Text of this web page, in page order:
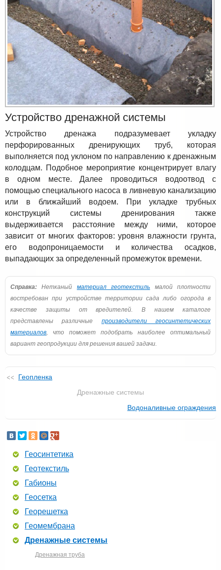
Устройство дренажной системы
Устройство дренажа подразумевает укладку
перфорированных дренирующих труб, которая
выполняется под уклоном по направлению к дренажным
колодцам. Подобное мероприятие концентрирует влагу
в одном месте. Далее проводиться водоотвод с
помощью специального насоса в ливневую канализацию
или в ближайший водоем. При укладке трубных
конструкций системы дренирования также
выдерживается расстояние между ними, которое
зависит от многих факторов: уровня влажности грунта,
его водопроницаемости и количества осадков,
выпадающих за определенный промежуток времени.
Справка: Нетканый материал геотекстиль малой плотности
востребован при устройстве территории сада либо огорода в
качестве защиты от вредителей. В нашем каталоге
представлены различные производители геосинтетических
материалов, что поможет подобрать наиболее оптимальный
вариант геопродукции для решения вашей задачи.
Геопленка
Дренажные системы
Водоналивные ограждения
Геосинтетика
Геотекстиль
Габионы
Геосетка
Георешетка
Геомембрана
Дренажные системы
Дренажная труба